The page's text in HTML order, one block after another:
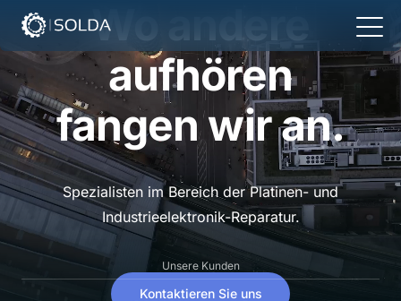
Wo andere
aufhören
fangen wir an.
Spezialisten im Bereich der Platinen- und
Industrieelektronik-Reparatur.
Kontaktieren Sie uns
Unsere Kunden